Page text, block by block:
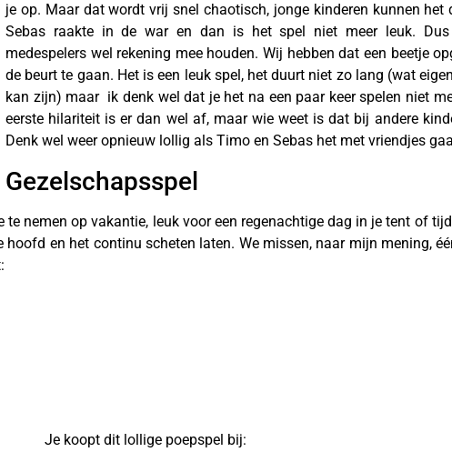
je op. Maar dat wordt vrij snel chaotisch, jonge kinderen kunnen het
Sebas raakte in de war en dan is het spel niet meer leuk.
medespelers wel rekening mee houden. Wij hebben dat een beetje
de beurt te gaan. Het is een leuk spel, het duurt niet zo lang (wat
kan zijn) maar ik denk wel dat je het na een paar keer spelen niet
eerste hilariteit is er dan wel af, maar wie weet is dat bij andere
Denk wel weer opnieuw lollig als Timo en Sebas het met vriendjes
Gezelschapsspel
nemen op vakantie, leuk voor een regenachtige dag in je tent of
en het continu scheten laten. We missen, naar mijn mening,
Je koopt dit lollige poepspel bij: